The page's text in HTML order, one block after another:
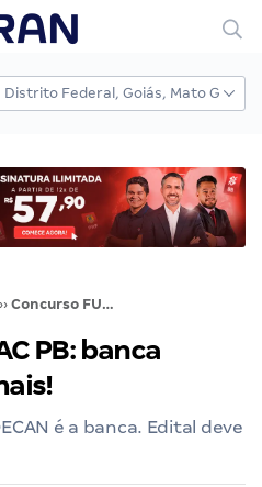
›› Concurso FUNDAC PB: banca definida, saiba mais!
PB: banca
é a banca. Edital deve